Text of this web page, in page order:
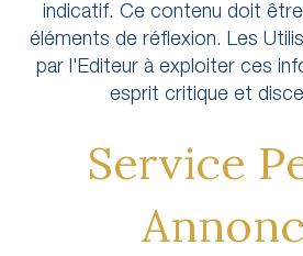
indicatif. Ce contenu doit
éléments de réflexion. Les
par l'Editeur à exploiter ces
esprit critique et
Service